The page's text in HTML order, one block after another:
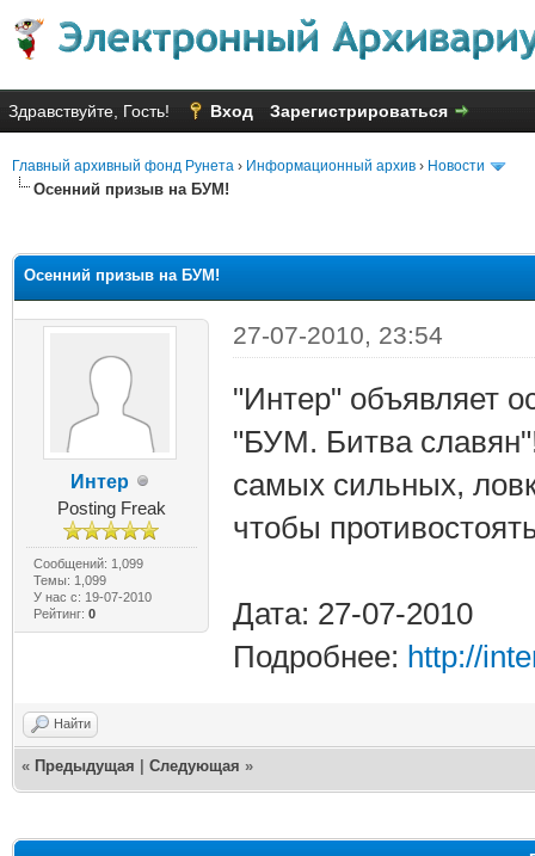
Здравствуйте, Гость! Вход Зарегистрироваться
Главный архивный фонд Рунета › Информационный архив › Новости
Осенний призыв на БУМ!
Осенний призыв на БУМ!
Интер
Posting Freak
Сообщений: 1,099
Темы: 1,099
У нас с: 19-07-2010
Рейтинг: 0
27-07-2010, 23:54
"Интер" объявляет
"БУМ. Битва
самых сильных,
чтобы
Дата: 27-07-2010
Подробнее: http://
Найти
« Предыдущая Следующая »